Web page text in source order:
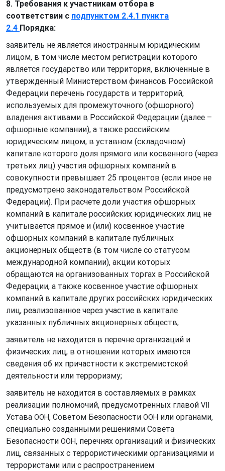
8. Требования к участникам отбора в
соответствии с подпунктом 2.4.1 пункта
2.4 Порядка:
заявитель не является иностранным юридическим
лицом, в том числе местом регистрации которого
является государство или территория, включенные в
утвержденный Министерством финансов Российской
Федерации перечень государств и территорий,
используемых для промежуточного (офшорного)
владения активами в Российской Федерации (далее –
офшорные компании), а также российским
юридическим лицом, в уставном (складочном)
капитале которого доля прямого или косвенного (через
третьих лиц) участия офшорных компаний в
совокупности превышает 25 процентов (если иное не
предусмотрено законодательством Российской
Федерации). При расчете доли участия офшорных
компаний в капитале российских юридических лиц не
учитывается прямое и (или) косвенное участие
офшорных компаний в капитале публичных
акционерных обществ (в том числе со статусом
международной компании), акции которых
обращаются на организованных торгах в Российской
Федерации, а также косвенное участие офшорных
компаний в капитале других российских юридических
лиц, реализованное через участие в капитале
указанных публичных акционерных обществ;
заявитель не находится в перечне организаций и
физических лиц, в отношении которых имеются
сведения об их причастности к экстремистской
деятельности или терроризму;
заявитель не находится в составляемых в рамках
реализации полномочий, предусмотренных главой VII
Устава ООН, Советом Безопасности ООН или органами,
специально созданными решениями Совета
Безопасности ООН, перечнях организаций и физических
лиц, связанных с террористическими организациями и
террористами или с распространением